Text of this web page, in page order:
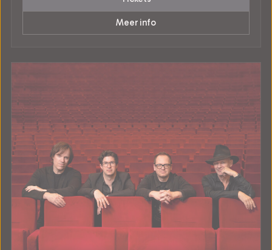
Meer info